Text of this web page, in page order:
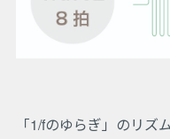
「1/fのゆらぎ」のリズ